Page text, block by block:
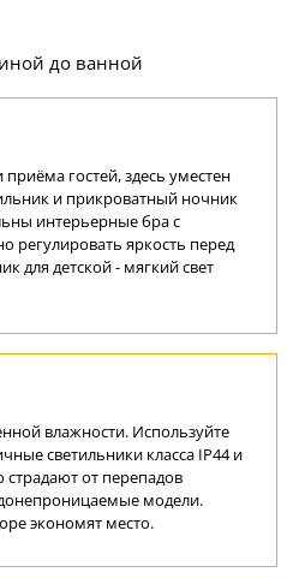
до ванной
гостей, здесь уместен
и прикроватный ночник
интерьерные бра с
яркость перед
для детской - мягкий свет
влажности. Используйте
светильники класса IP44 и
от перепадов
модели.
экономят место.